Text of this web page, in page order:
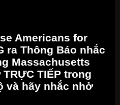
Americans for
ra Thông Báo nhắc
Massachusetts
TIẾP trong
và hãy nhắc nhở